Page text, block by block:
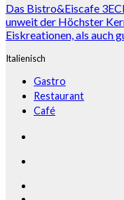
Das Bistro&Eiscafe
unweit der Höchster
Eiskreationen, als auch
Italienisch
Gastro
Restaurant
Café